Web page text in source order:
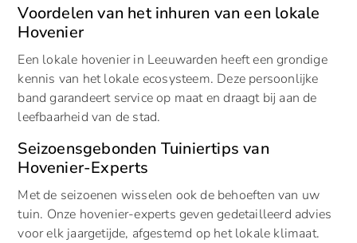
Voordelen van het inhuren van een lokale
Hovenier
Een lokale hovenier in Leeuwarden heeft een grondige
kennis van het lokale ecosysteem. Deze persoonlijke
band garandeert service op maat en draagt bij aan de
leefbaarheid van de stad.
Seizoensgebonden Tuiniertips van
Hovenier-Experts
Met de seizoenen wisselen ook de behoeften van uw
tuin. Onze hovenier-experts geven gedetailleerd advies
voor elk jaargetijde, afgestemd op het lokale klimaat.